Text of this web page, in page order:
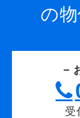
の
−
受